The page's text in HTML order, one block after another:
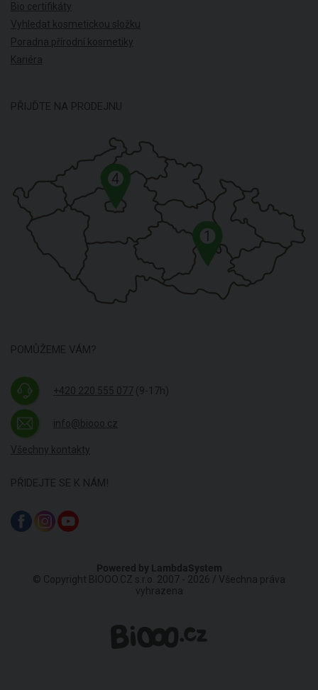
Bio certifikáty
Vyhledat kosmetickou složku
Poradna přírodní kosmetiky
Kariéra
PŘIJĎTE NA PRODEJNU
1
4
POMŮŽEME VÁM?
+420 220 555 077 (9-17h)
info@biooo.cz
Všechny kontakty
PŘIDEJTE SE K NÁM!
Powered by LambdaSystem
© Copyright BIOOO.CZ s.r.o. 2007 - 2026 / Všechna práva
vyhrazena